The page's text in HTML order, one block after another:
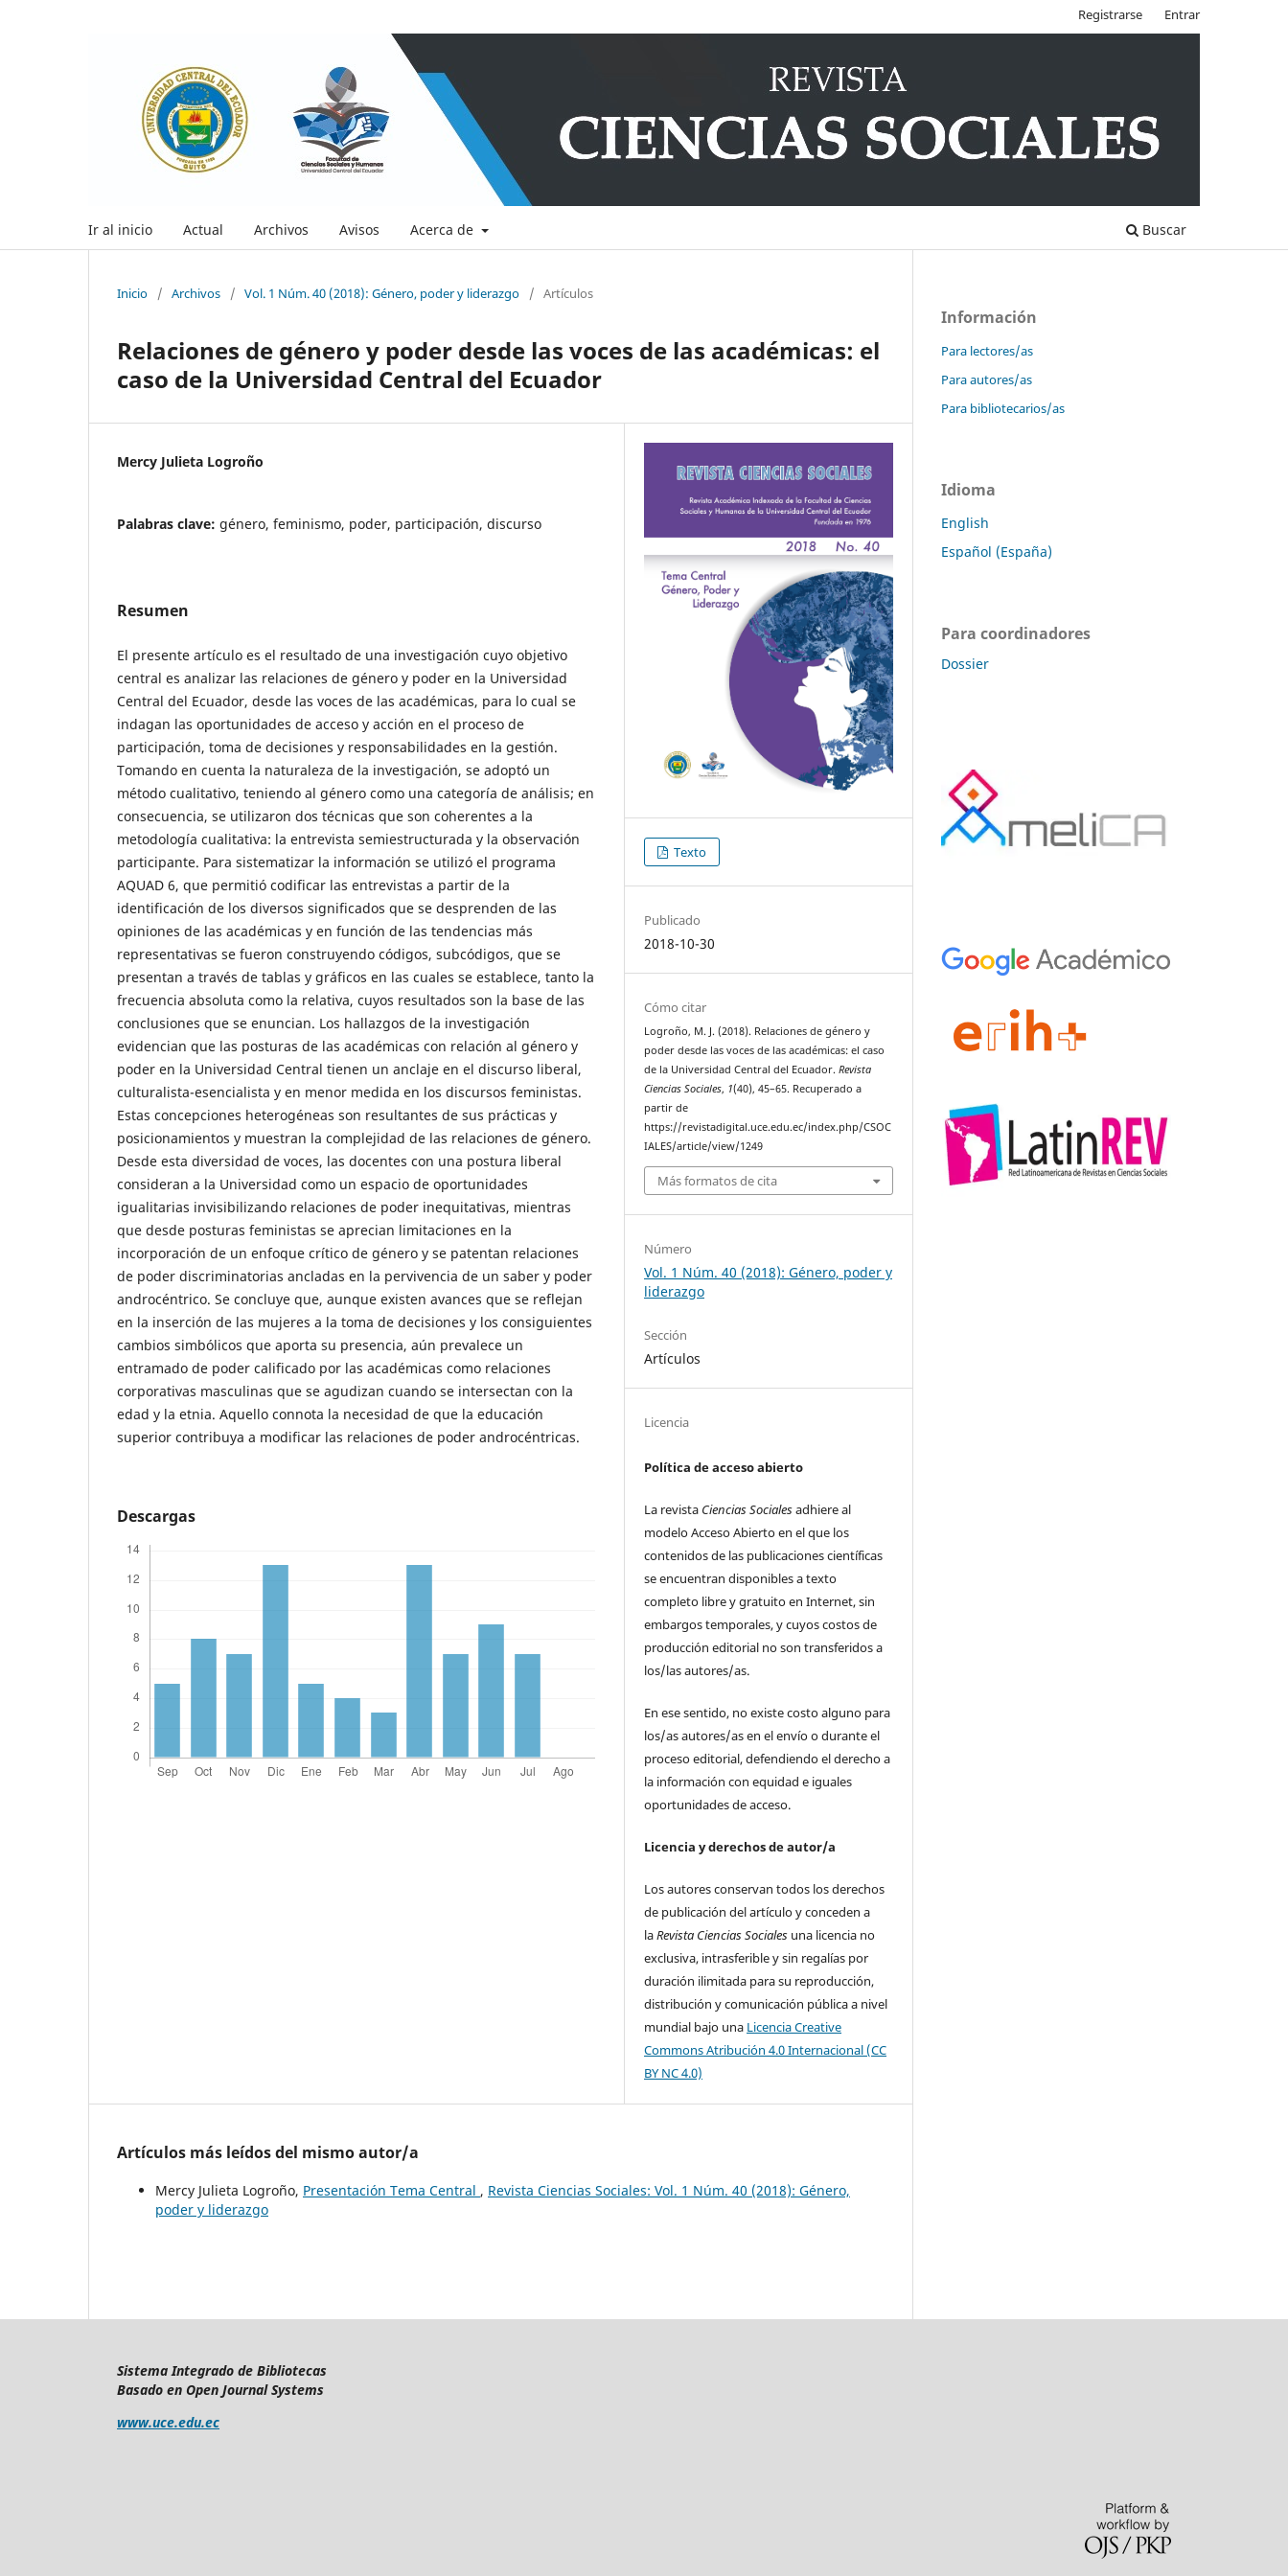
Ir al inicio Actual Archivos Avisos Acerca de Buscar
Registrarse Entrar
Inicio / Archivos / Vol. 1 Núm. 40 (2018): Género, poder y liderazgo / Artículos
Relaciones de género y poder desde las voces de las académicas: el
caso de la Universidad Central del Ecuador
Mercy Julieta Logroño
Palabras clave: género, feminismo, poder, participación, discurso
Resumen
El presente artículo es el resultado de una investigación cuyo objetivo
central es analizar las relaciones de género y poder en la Universidad
Central del Ecuador, desde las voces de las académicas, para lo cual se
indagan las oportunidades de acceso y acción en el proceso de
participación, toma de decisiones y responsabilidades en la gestión.
Tomando en cuenta la naturaleza de la investigación, se adoptó un
método cualitativo, teniendo al género como una categoría de análisis; en
consecuencia, se utilizaron dos técnicas que son coherentes a la
metodología cualitativa: la entrevista semiestructurada y la observación
participante. Para sistematizar la información se utilizó el programa
AQUAD 6, que permitió codificar las entrevistas a partir de la
identificación de los diversos significados que se desprenden de las
opiniones de las académicas y en función de las tendencias más
representativas se fueron construyendo códigos, subcódigos, que se
presentan a través de tablas y gráficos en las cuales se establece, tanto la
frecuencia absoluta como la relativa, cuyos resultados son la base de las
conclusiones que se enuncian. Los hallazgos de la investigación
evidencian que las posturas de las académicas con relación al género y
poder en la Universidad Central tienen un anclaje en el discurso liberal,
culturalista-esencialista y en menor medida en los discursos feministas.
Estas concepciones heterogéneas son resultantes de sus prácticas y
posicionamientos y muestran la complejidad de las relaciones de género.
Desde esta diversidad de voces, las docentes con una postura liberal
consideran a la Universidad como un espacio de oportunidades
igualitarias invisibilizando relaciones de poder inequitativas, mientras
que desde posturas feministas se aprecian limitaciones en la
incorporación de un enfoque crítico de género y se patentan relaciones
de poder discriminatorias ancladas en la pervivencia de un saber y poder
androcéntrico. Se concluye que, aunque existen avances que se reflejan
en la inserción de las mujeres a la toma de decisiones y los consiguientes
cambios simbólicos que aporta su presencia, aún prevalece un
entramado de poder calificado por las académicas como relaciones
corporativas masculinas que se agudizan cuando se intersectan con la
edad y la etnia. Aquello connota la necesidad de que la educación
superior contribuya a modificar las relaciones de poder androcéntricas.
Descargas
Texto
Publicado
2018-10-30
Cómo citar
Logroño, M. J. (2018). Relaciones de género y
poder desde las voces de las académicas: el caso
de la Universidad Central del Ecuador.Revista
Ciencias Sociales, 1(40), 45–65. Recuperado a
partir de
https://revistadigital.uce.edu.ec/index.php/CSOC
IALES/article/view/1249
Más formatos de cita
Número
Vol. 1 Núm. 40 (2018): Género, poder y
liderazgo
Sección
Artículos
Licencia
Política de acceso abierto
La revista Ciencias Socialesadhiere al
modelo Acceso Abierto en el que los
contenidos de las publicaciones científicas
se encuentran disponibles a texto
completo libre y gratuito en Internet, sin
embargos temporales, y cuyos costos de
producción editorial no son transferidos a
los/las autores/as.
En ese sentido, no existe costo alguno para
los/as autores/as en el envío o durante el
proceso editorial, defendiendo el derecho a
la información con equidad e iguales
oportunidades de acceso.
Licencia y derechos de autor/a
Los autores conservan todos los derechos
de publicación del artículo y conceden a
laRevista Ciencias Sociales una licencia no
exclusiva, intrasferible y sin regalías por
duración ilimitada para su reproducción,
distribución y comunicación pública a nivel
mundial bajo una Licencia Creative
Commons Atribución 4.0 Internacional (CC
BY NC 4.0)
Artículos más leídos del mismo autor/a
Mercy Julieta Logroño, Presentación Tema Central , Revista Ciencias Sociales: Vol. 1 Núm. 40 (2018): Género,
poder y liderazgo
Información
Para lectores/as
Para autores/as
Para bibliotecarios/as
Idioma
English
Español (España)
Para coordinadores
Dossier
Sistema Integrado de Bibliotecas
Basado en Open Journal Systems
www.uce.edu.ec